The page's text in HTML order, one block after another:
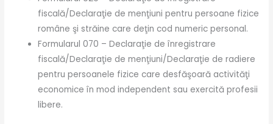
fiscală/Declaraţie de menţiuni pentru persoane fizice
române şi străine care deţin cod numeric personal.
Formularul 070 – Declaraţie de înregistrare
fiscală/Declaraţie de menţiuni/Declaraţie de radiere
pentru persoanele fizice care desfăşoară activităţi
economice în mod independent sau exercită profesii
libere.